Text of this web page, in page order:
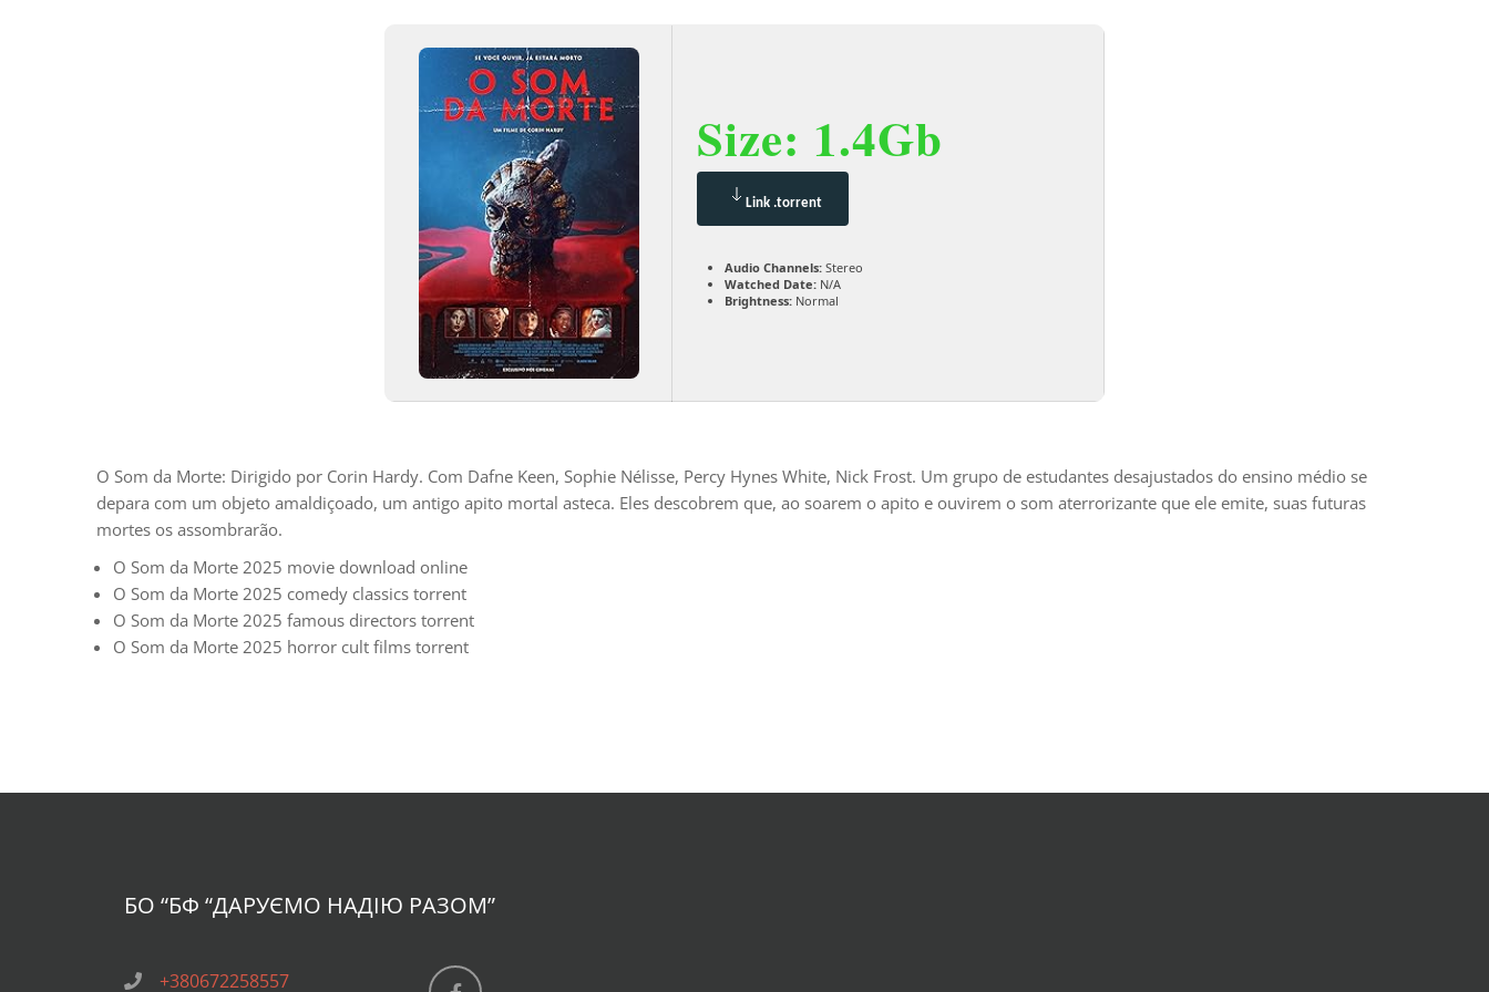
Size: 1.4Gb
Link .torrent
Audio Channels: Stereo
Watched Date: N/A
Brightness: Normal
O Som da Morte: Dirigido por Corin Hardy. Com Dafne Keen, Sophie Nélisse, Percy Hynes White, Nick Frost. Um grupo de estudantes desajustados do ensino médio se
depara com um objeto amaldiçoado, um antigo apito mortal asteca. Eles descobrem que, ao soarem o apito e ouvirem o som aterrorizante que ele emite, suas futuras
mortes os assombrarão.
O Som da Morte 2025 movie download online
O Som da Morte 2025 comedy classics torrent
O Som da Morte 2025 famous directors torrent
O Som da Morte 2025 horror cult films torrent
БО “БФ “ДАРУЄМО НАДІЮ РАЗОМ”
+380672258557